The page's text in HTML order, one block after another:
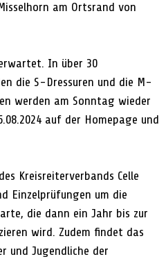
am Ortsrand von
In über 30
die S-Dressuren und die M-
werden am Sonntag wieder
auf der Homepage und
Kreisreiterverbands Celle
Einzelprüfungen um die
die dann ein Jahr bis zur
wird. Zudem findet das
und Jugendliche der